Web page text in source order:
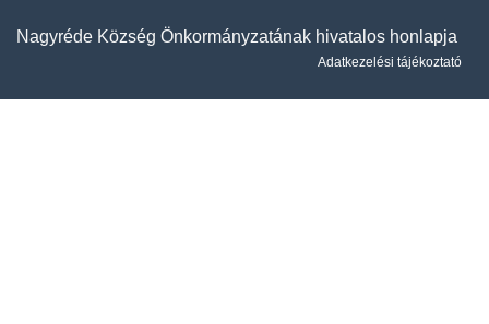
Nagyréde Község Önkormányzatának hivatalos honlapja
Adatkezelési tájékoztató